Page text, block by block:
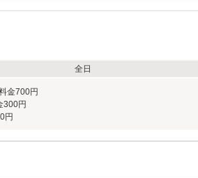
全日
金700円
300円
円